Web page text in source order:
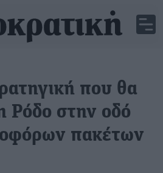
που θα
Ρόδο στην οδό
πακέτων